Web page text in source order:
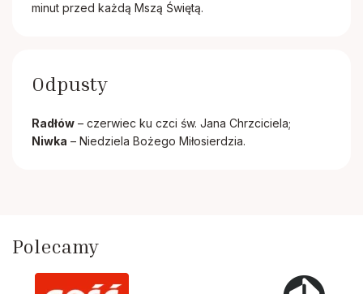
minut przed każdą Mszą Świętą.
Odpusty
Radłów – czerwiec ku czci św. Jana Chrzciciela;
Niwka – Niedziela Bożego Miłosierdzia.
Polecamy